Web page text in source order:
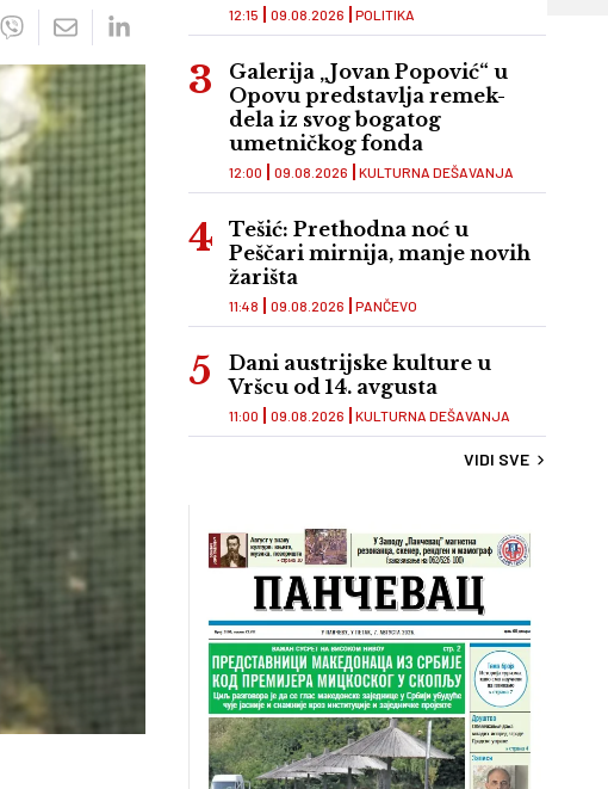
POLITIKA
12:15 09.08.2026
Galerija „Jovan Popović“ u
Opovu predstavlja remek-
dela iz svog bogatog
umetničkog fonda
KULTURNA DEŠAVANJA
12:00 09.08.2026
Tešić: Prethodna noć u
Peščari mirnija, manje novih
žarišta
PANČEVO
11:48 09.08.2026
Dani austrijske kulture u
Vršcu od 14. avgusta
KULTURNA DEŠAVANJA
11:00 09.08.2026
VIDI SVE